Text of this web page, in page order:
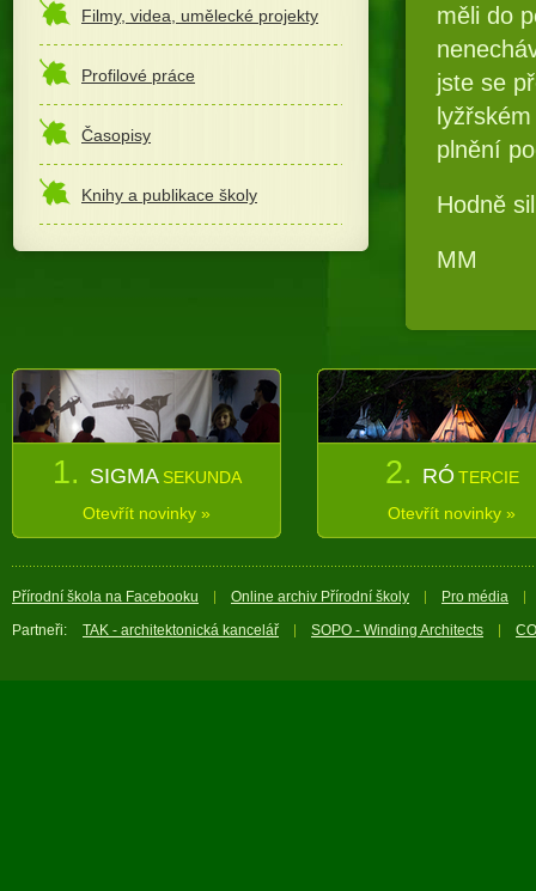
Filmy, videa, umělecké projekty
Profilové práce
Časopisy
Knihy a publikace školy
měli do
jste se
plnění
Hodně
MM
1. SIGMA SEKUNDA
Otevřít novinky »
2. RÓ TERCIE
Otevřít novinky »
Přírodní škola na Facebooku Online archiv Přírodní školy
Pro média
Partneři:
TAK - architektonická kancelář SOPO - Winding Architects